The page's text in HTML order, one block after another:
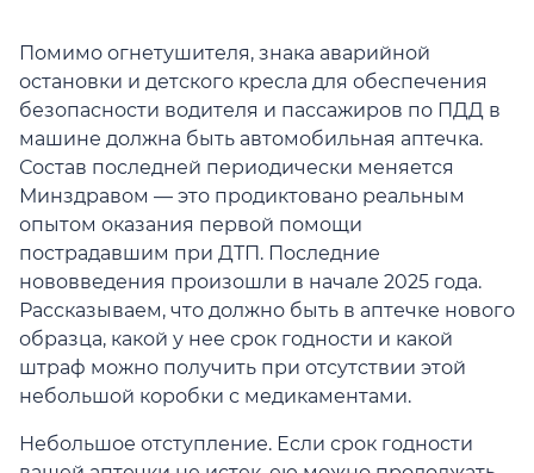
Помимо огнетушителя, знака аварийной
остановки и детского кресла для обеспечения
безопасности водителя и пассажиров по ПДД в
машине должна быть автомобильная аптечка.
Состав последней периодически меняется
Минздравом — это продиктовано реальным
опытом оказания первой помощи
пострадавшим при ДТП. Последние
нововведения произошли в начале 2025 года.
Рассказываем, что должно быть в аптечке нового
образца, какой у нее срок годности и какой
штраф можно получить при отсутствии этой
небольшой коробки с медикаментами.
Небольшое отступление. Если срок годности